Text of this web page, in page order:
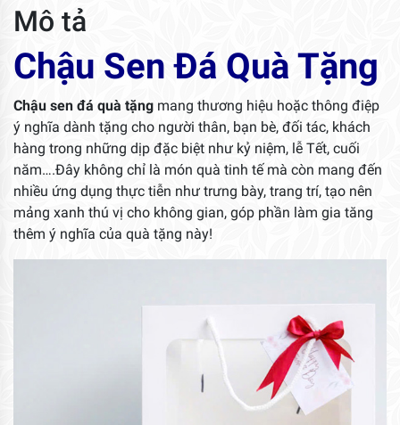
Mô tả
Chậu Sen Đá Quà Tặng
Chậu sen đá quà tặng mang thương hiệu hoặc thông điệp
ý nghĩa dành tặng cho người thân, bạn bè, đối tác, khách
hàng trong những dịp đặc biệt như kỷ niệm, lễ Tết, cuối
năm….Đây không chỉ là món quà tinh tế mà còn mang đến
nhiều ứng dụng thực tiễn như trưng bày, trang trí, tạo nên
mảng xanh thú vị cho không gian, góp phần làm gia tăng
thêm ý nghĩa của quà tặng này!